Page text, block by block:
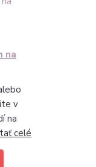
na
v
na
celé